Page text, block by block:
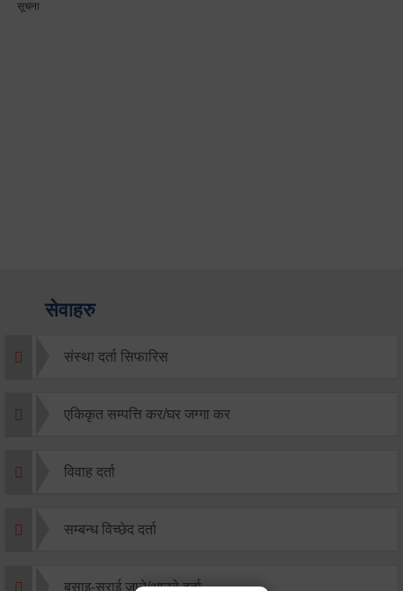
सूचना
सेवाहरु
संस्था दर्ता सिफारिस
एकिकृत सम्पत्ति कर/घर जग्गा कर
विवाह दर्ता
सम्बन्ध विच्छेद दर्ता
बसाइ-सराई जाने/आउने दर्ता